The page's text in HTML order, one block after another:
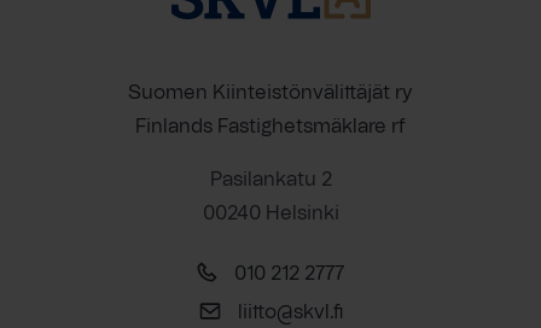
Suomen Kiinteistönvälittäjät ry
Finlands Fastighetsmäklare rf
Pasilankatu 2
00240 Helsinki
010 212 2777
liitto@skvl.fi